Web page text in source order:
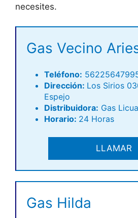
necesites.
Gas Vecino
Teléfono:
Dirección: Los Sirios
Espejo
Distribuidora: Gas
Horario: 24 Horas
LLAMAR
Gas Hilda